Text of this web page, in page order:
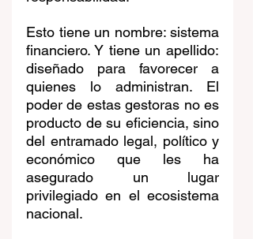
Esto tiene un nombre: sistema
financiero. Y tiene un apellido:
diseñado para favorecer a
quienes lo administran. El
poder de estas gestoras no es
producto de su eficiencia, sino
del entramado legal, político y
económico que les ha
asegurado un lugar
privilegiado en el ecosistema
nacional.